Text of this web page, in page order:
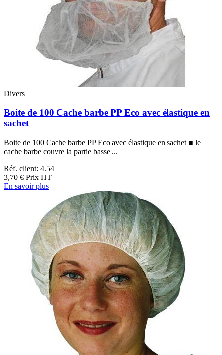
Divers
Boite de 100 Cache barbe PP Eco avec élastique en
sachet
Boite de 100 Cache barbe PP Eco avec élastique en sachet ■ le
cache barbe couvre la partie basse ...
Réf. client: 4.54
3,70 € Prix HT
En savoir plus